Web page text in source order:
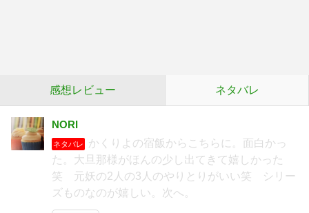
感想レビュー ネタバレ
NORI
ネタバレ
かくりよの宿飯からこちらに。面白かっ
た。大旦那様がほんの少し出てきて嬉しかった
笑 元妖の2人の3人のやりとりがいい笑 シリー
ズものなのが嬉しい。次へ。